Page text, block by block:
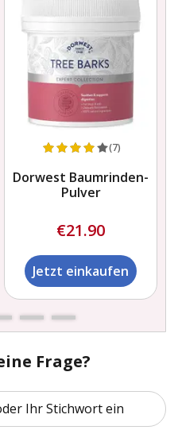
(7)
Dorwest Baumrinden-
Pulver
€21.90
Jetzt einkaufen
Frage?